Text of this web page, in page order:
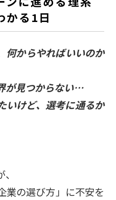
かる1日
何からやればいいのか
が見つからない…
いけど、選考に通るか
業の選び方」に不安を